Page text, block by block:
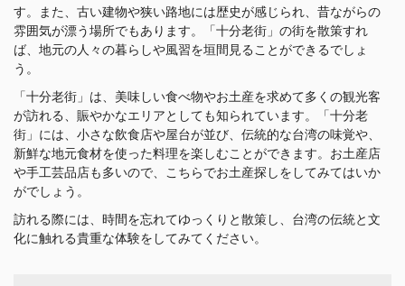
す。また、古い建物や狭い路地には歴史が感じられ、昔ながらの
雰囲気が漂う場所でもあります。「十分老街」の街を散策すれ
ば、地元の人々の暮らしや風習を垣間見ることができるでしょ
う。
「十分老街」は、美味しい食べ物やお土産を求めて多くの観光客
が訪れる、賑やかなエリアとしても知られています。「十分老
街」には、小さな飲食店や屋台が並び、伝統的な台湾の味覚や、
新鮮な地元食材を使った料理を楽しむことができます。お土産店
や手工芸品店も多いので、こちらでお土産探しをしてみてはいか
がでしょう。
訪れる際には、時間を忘れてゆっくりと散策し、台湾の伝統と文
化に触れる貴重な体験をしてみてください。